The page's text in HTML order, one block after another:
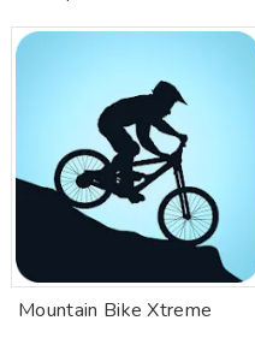
Mountain Bike Xtreme